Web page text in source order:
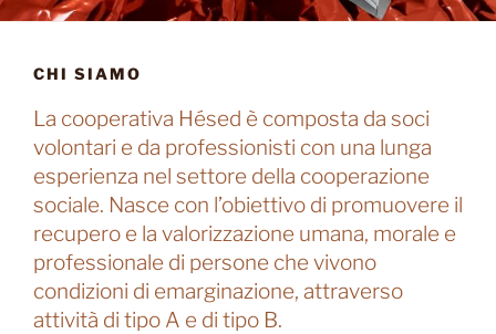
CHI SIAMO
La cooperativa Hésed è composta da soci
volontari e da professionisti con una lunga
esperienza nel settore della cooperazione
sociale. Nasce con l’obiettivo di promuovere il
recupero e la valorizzazione umana, morale e
professionale di persone che vivono
condizioni di emarginazione, attraverso
attività di tipo A e di tipo B.